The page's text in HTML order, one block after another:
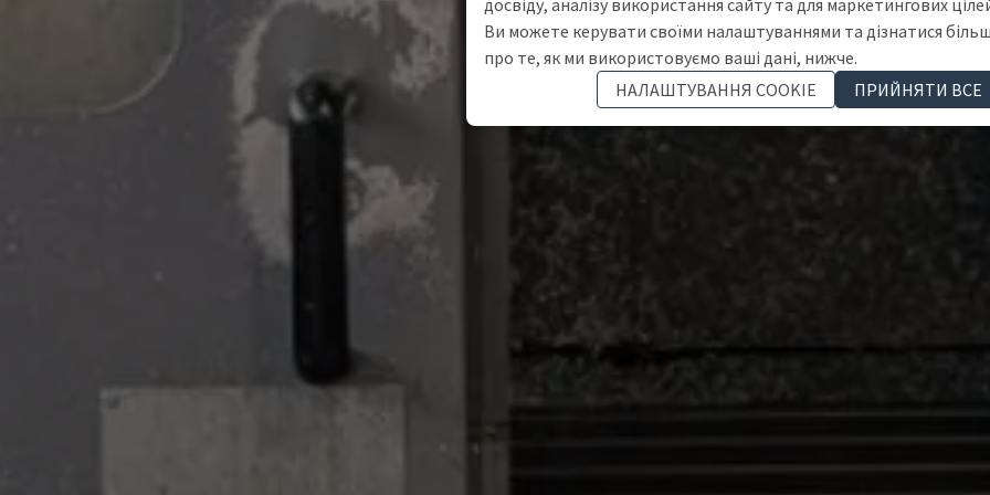
досвіду, аналізу використання сайту та для маркетингових
Ви можете керувати своїми налаштуваннями та дізнатися
про те, як ми використовуємо ваші дані, нижче.
НАЛАШТУВАННЯ COOKIE
ПРИЙНЯТИ ВСЕ